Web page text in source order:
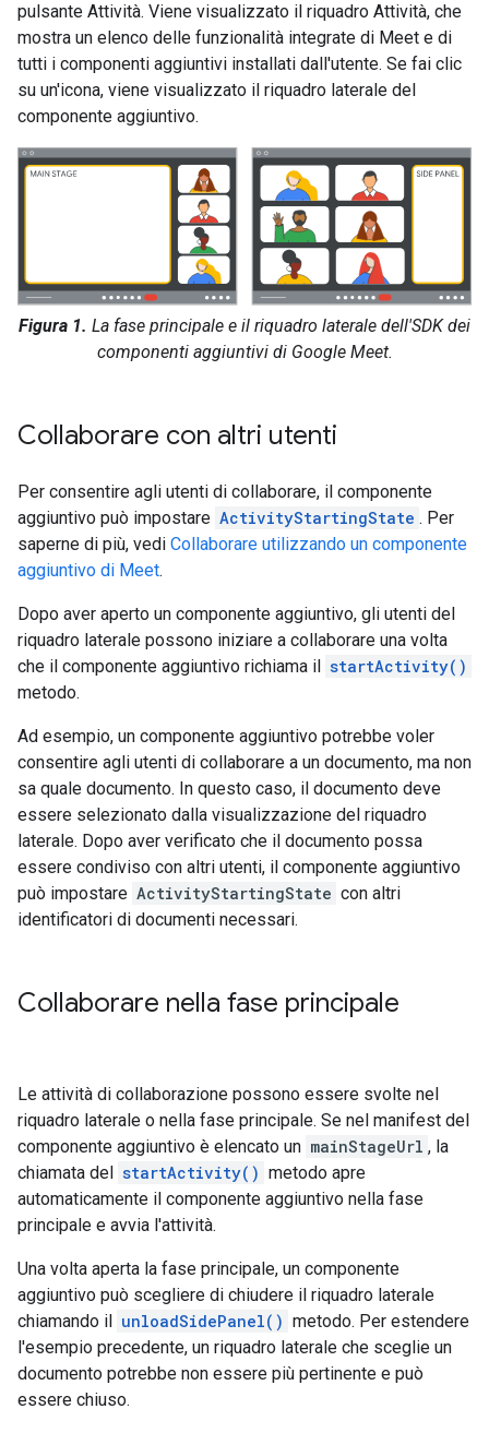
pulsante Attività. Viene visualizzato il riquadro Attività, che
mostra un elenco delle funzionalità integrate di Meet e di
tutti i componenti aggiuntivi installati dall'utente. Se fai clic
su un'icona, viene visualizzato il riquadro laterale del
componente aggiuntivo.
Figura 1. La fase principale e il riquadro laterale dell'SDK dei
componenti aggiuntivi di Google Meet.
Collaborare con altri utenti
Per consentire agli utenti di collaborare, il componente
aggiuntivo può impostare ActivityStartingState . Per
saperne di più, vedi Collaborare utilizzando un componente
aggiuntivo di Meet.
Dopo aver aperto un componente aggiuntivo, gli utenti del
riquadro laterale possono iniziare a collaborare una volta
che il componente aggiuntivo richiama il
startActivity()
metodo.
Ad esempio, un componente aggiuntivo potrebbe voler
consentire agli utenti di collaborare a un documento, ma non
sa quale documento. In questo caso, il documento deve
essere selezionato dalla visualizzazione del riquadro
laterale. Dopo aver verificato che il documento possa
essere condiviso con altri utenti, il componente aggiuntivo
può impostare ActivityStartingState con altri
identificatori di documenti necessari.
Collaborare nella fase principale
Le attività di collaborazione possono essere svolte nel
riquadro laterale o nella fase principale. Se nel manifest del
componente aggiuntivo è elencato un mainStageUrl , la
chiamata del
startActivity() metodo apre
automaticamente il componente aggiuntivo nella fase
principale e avvia l'attività.
Una volta aperta la fase principale, un componente
aggiuntivo può scegliere di chiudere il riquadro laterale
chiamando il
unloadSidePanel() metodo. Per estendere
l'esempio precedente, un riquadro laterale che sceglie un
documento potrebbe non essere più pertinente e può
essere chiuso.